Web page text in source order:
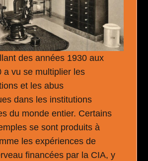
des années 1930 aux
a vu se multiplier les
et les abus
dans les institutions
du monde entier. Certains
se sont produits à
les expériences de
financées par la CIA, y